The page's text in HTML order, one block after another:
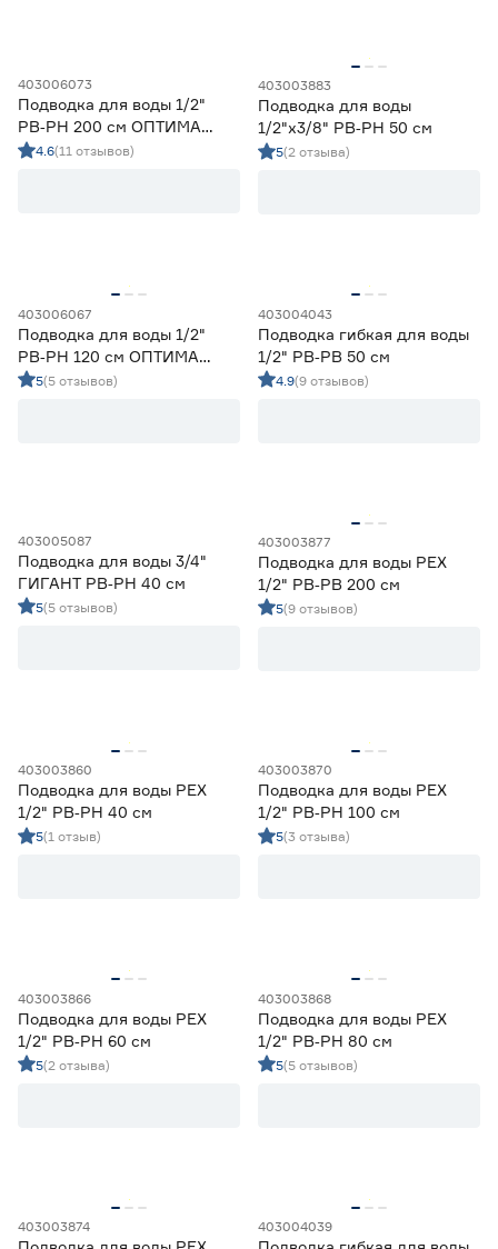
403006073
Подводка для воды 1/2"
РВ‑РН 200 см ОПТИМА
МНФ
4.6(11 отзывов)
403003883
Подводка для воды
1/2"х3/8" РВ‑РН 50 см
5(2 отзыва)
403006067
Подводка для воды 1/2"
РВ‑РН 120 см ОПТИМА
МНФ
5(5 отзывов)
403004043
Подводка гибкая для воды
1/2" РВ‑РВ 50 см
4.9(9 отзывов)
403005087
Подводка для воды 3/4"
ГИГАНТ РВ‑РН 40 см
5(5 отзывов)
403003877
Подводка для воды PEX
1/2" РВ‑РВ 200 см
5(9 отзывов)
403003860
Подводка для воды PEX
1/2" РВ‑РН 40 см
5(1 отзыв)
403003870
Подводка для воды PEX
1/2" РВ‑РН 100 см
5(3 отзыва)
403003866
Подводка для воды PEX
1/2" РВ‑РН 60 см
5(2 отзыва)
403003868
Подводка для воды PEX
1/2" РВ‑РН 80 см
5(5 отзывов)
403003874 403004039